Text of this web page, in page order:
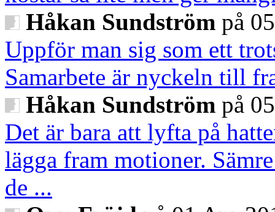
Håkan Sundström på
Uppför man sig som ett
Samarbete är nyckeln till
Håkan Sundström på
Det är bara att lyfta på
lägga fram motioner.
de ...